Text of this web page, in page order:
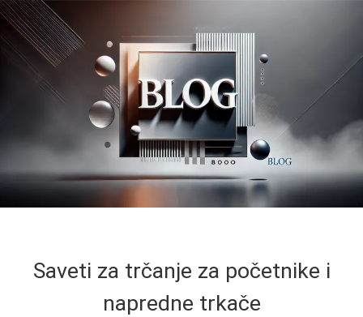
Saveti za trčanje za početnike i
napredne trkače